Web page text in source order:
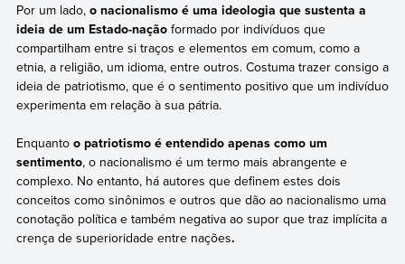
Por um lado, o nacionalismo é uma ideologia que sustenta a
ideia de um Estado-nação formado por indivíduos que
compartilham entre si traços e elementos em comum, como a
etnia, a religião, um idioma, entre outros. Costuma trazer consigo a
ideia de patriotismo, que é o sentimento positivo que um indivíduo
experimenta em relação à sua pátria.
Enquantoo patriotismo é entendido apenas como um
sentimento, o nacionalismo é um termo mais abrangente e
complexo. No entanto, há autores que definem estes dois
conceitos como sinônimos e outros que dão ao nacionalismo uma
conotação política e também negativa ao supor que traz implícita a
crença de superioridade entre nações.